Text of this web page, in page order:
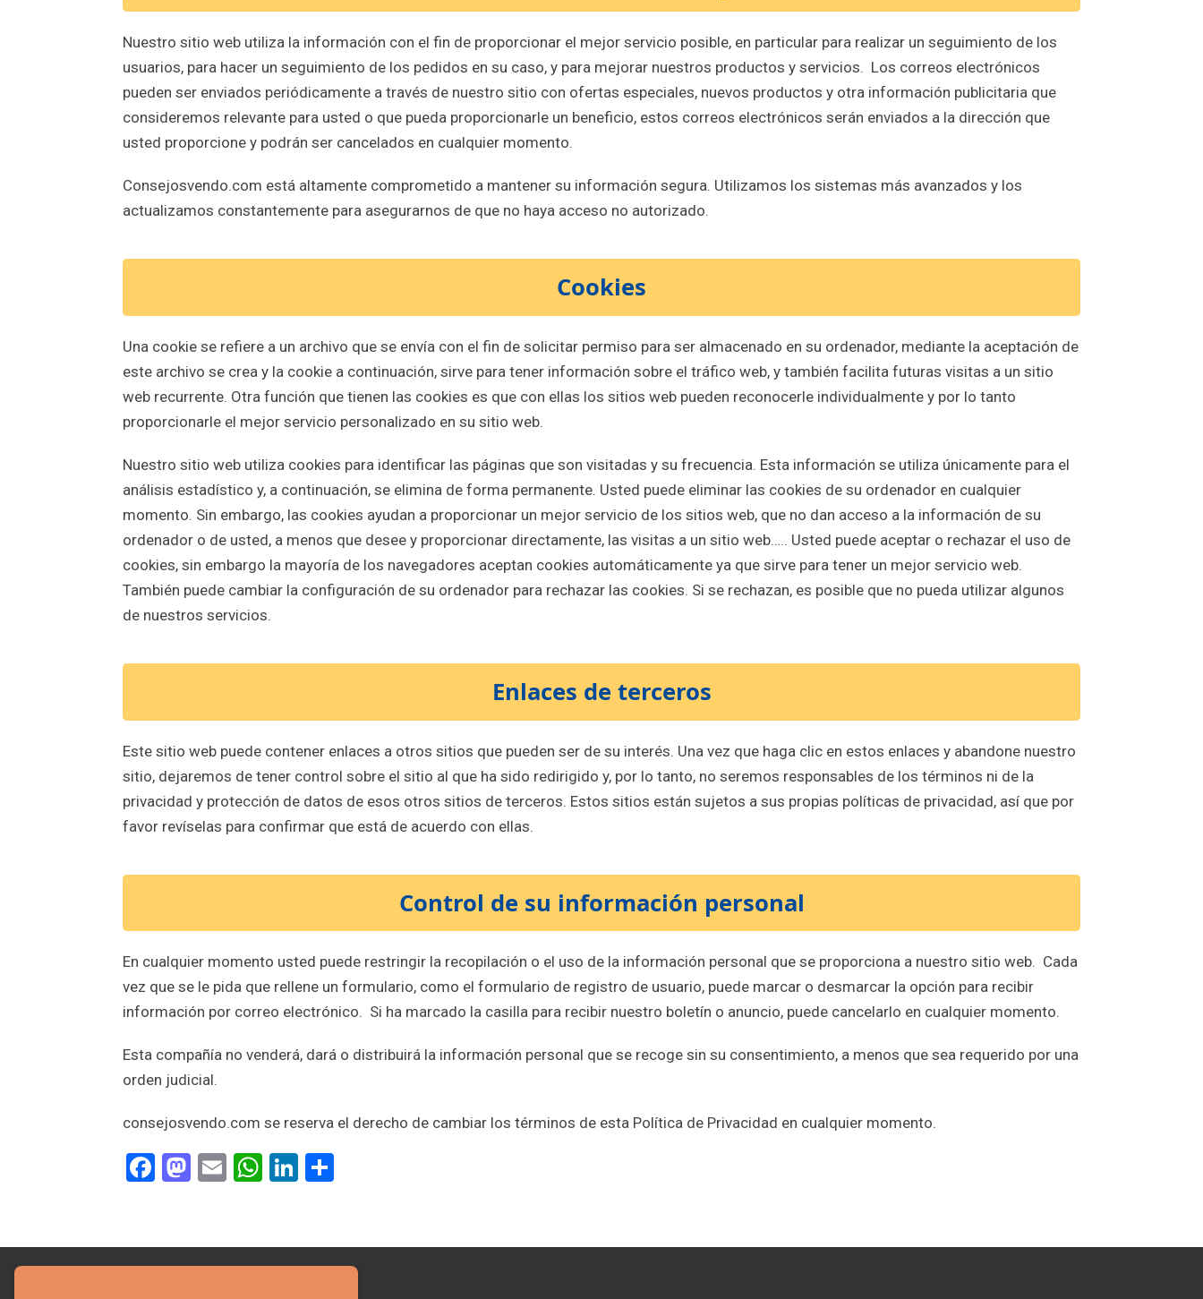
Nuestro sitio web utiliza la información con el fin de proporcionar el mejor servicio posible, en particular para realizar un seguimiento de los
usuarios, para hacer un seguimiento de los pedidos en su caso, y para mejorar nuestros productos y servicios. Los correos electrónicos
pueden ser enviados periódicamente a través de nuestro sitio con ofertas especiales, nuevos productos y otra información publicitaria que
consideremos relevante para usted o que pueda proporcionarle un beneficio, estos correos electrónicos serán enviados a la dirección que
usted proporcione y podrán ser cancelados en cualquier momento.
Consejosvendo.com está altamente comprometido a mantener su información segura. Utilizamos los sistemas más avanzados y los
actualizamos constantemente para asegurarnos de que no haya acceso no autorizado.
Cookies
Una cookie se refiere a un archivo que se envía con el fin de solicitar permiso para ser almacenado en su ordenador, mediante la aceptación de
este archivo se crea y la cookie a continuación, sirve para tener información sobre el tráfico web, y también facilita futuras visitas a un sitio
web recurrente. Otra función que tienen las cookies es que con ellas los sitios web pueden reconocerle individualmente y por lo tanto
proporcionarle el mejor servicio personalizado en su sitio web.
Nuestro sitio web utiliza cookies para identificar las páginas que son visitadas y su frecuencia. Esta información se utiliza únicamente para el
análisis estadístico y, a continuación, se elimina de forma permanente. Usted puede eliminar las cookies de su ordenador en cualquier
momento. Sin embargo, las cookies ayudan a proporcionar un mejor servicio de los sitios web, que no dan acceso a la información de su
ordenador o de usted, a menos que desee y proporcionar directamente, las visitas a un sitio web….. Usted puede aceptar o rechazar el uso de
cookies, sin embargo la mayoría de los navegadores aceptan cookies automáticamente ya que sirve para tener un mejor servicio web.
También puede cambiar la configuración de su ordenador para rechazar las cookies. Si se rechazan, es posible que no pueda utilizar algunos
de nuestros servicios.
Enlaces de terceros
Este sitio web puede contener enlaces a otros sitios que pueden ser de su interés. Una vez que haga clic en estos enlaces y abandone nuestro
sitio, dejaremos de tener control sobre el sitio al que ha sido redirigido y, por lo tanto, no seremos responsables de los términos ni de la
privacidad y protección de datos de esos otros sitios de terceros. Estos sitios están sujetos a sus propias políticas de privacidad, así que por
favor revíselas para confirmar que está de acuerdo con ellas.
Control de su información personal
En cualquier momento usted puede restringir la recopilación o el uso de la información personal que se proporciona a nuestro sitio web. Cada
vez que se le pida que rellene un formulario, como el formulario de registro de usuario, puede marcar o desmarcar la opción para recibir
información por correo electrónico. Si ha marcado la casilla para recibir nuestro boletín o anuncio, puede cancelarlo en cualquier momento.
Esta compañía no venderá, dará o distribuirá la información personal que se recoge sin su consentimiento, a menos que sea requerido por una
orden judicial.
consejosvendo.com se reserva el derecho de cambiar los términos de esta Política de Privacidad en cualquier momento.
Facebook
Mastodon
EmailWhatsApp
LinkedIn